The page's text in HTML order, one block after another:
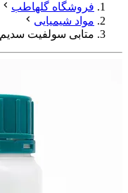
فروشگاه گلهاطب
مواد شیمیایی
متابی سولفیت سدیم